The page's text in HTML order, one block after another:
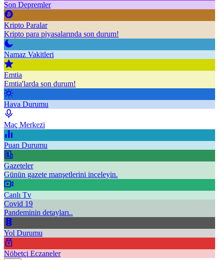
Son Depremler
Kripto Paralar
Kripto para piyasalarında son durum!
Namaz Vakitleri
Emtia
Emtia'larda son durum!
Hava Durumu
Maç Merkezi
Puan Durumu
Gazeteler
Günün gazete manşetlerini inceleyin.
Canlı Tv
Covid 19
Pandeminin detayları..
Yol Durumu
Nöbetçi Eczaneler